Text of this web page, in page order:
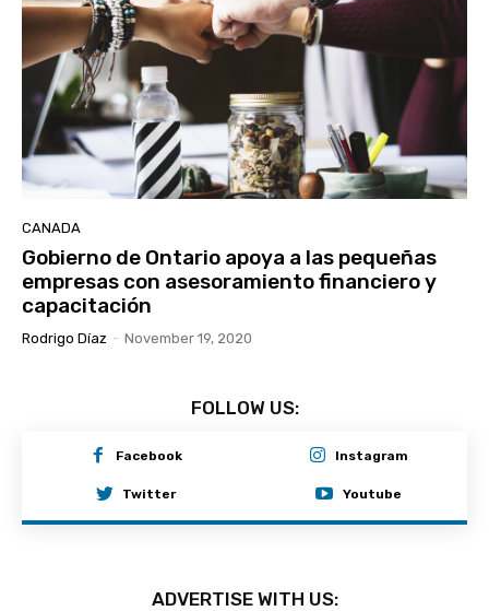
CANADA
Gobierno de Ontario apoya a las pequeñas
empresas con asesoramiento financiero y
capacitación
Rodrigo Díaz - November 19, 2020
FOLLOW US:
Facebook Instagram
Twitter Youtube
ADVERTISE WITH US: